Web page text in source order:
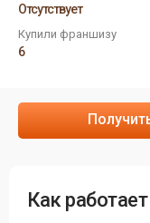
Отсутствует
Купили франшизу
6
Как